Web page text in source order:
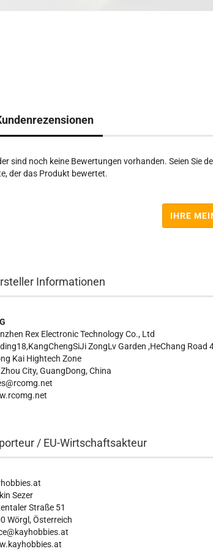
sind noch keine Bewertungen vorhanden. Seien Sie
der das Produkt bewertet.
IHRE
Informationen
Rex Electronic Technology Co., Ltd
ZongLv Garden ,HeChang Road
Kai Hightech Zone
City, GuangDong, China
/ EU-Wirtschaftsakteur
Sezer
Straße 51
Wörgl, Österreich